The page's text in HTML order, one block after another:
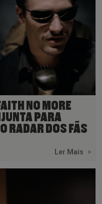
NO MORE
PARA
RADAR DOS FÃS
Ler Mais >